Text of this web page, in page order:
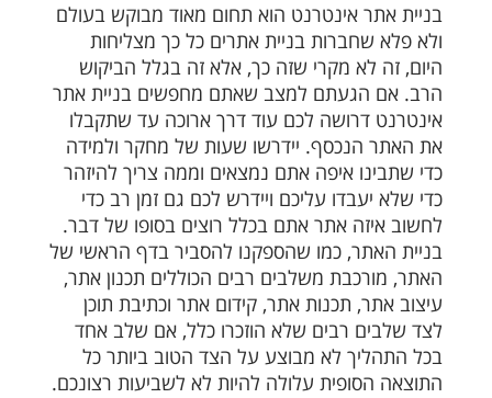
בניית אתר אינטרנט הוא תחום מאוד מבוקש בעולם
ולא פלא שחברות בניית אתרים כל כך מצליחות
היום, זה לא מקרי שזה כך, אלא זה בגלל הביקוש
הרב. אם הגעתם למצב שאתם מחפשים בניית אתר
אינטרנט דרושה לכם עוד דרך ארוכה עד שתקבלו
את האתר הנכסף. יידרשו שעות של מחקר ולמידה
כדי שתבינו איפה אתם נמצאים וממה צריך להיזהר
כדי שלא יעבדו עליכם ויידרש לכם גם זמן רב כדי
לחשוב איזה אתר אתם בכלל רוצים בסופו של דבר.
בניית האתר, כמו שהספקנו להסביר בדף הראשי של
האתר, מורכבת משלבים רבים הכוללים תכנון אתר,
עיצוב אתר, תכנות אתר, קידום אתר וכתיבת תוכן
לצד שלבים רבים שלא הוזכרו כלל, אם שלב אחד
בכל התהליך לא מבוצע על הצד הטוב ביותר כל
התוצאה הסופית עלולה להיות לא לשביעות רצונכם.